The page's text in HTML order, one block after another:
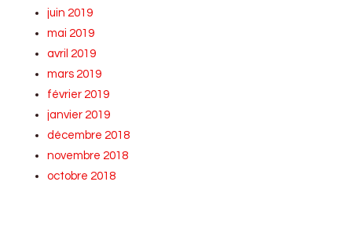
juin 2019
mai 2019
avril 2019
mars 2019
février 2019
janvier 2019
décembre 2018
novembre 2018
octobre 2018